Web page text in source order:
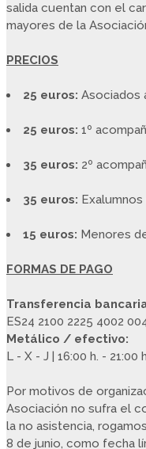
salida cuentan con el
mayores de la
PRECIOS
25 euros: Asociados
25 euros: 1º
35 euros: 2º
35 euros:
15 euros: Menores
FORMAS DE PAGO
Transferencia
ES24 2100 2225 4002
Metálico / efectivo:
L - X - J | 16:00 h. - 21:00
Por motivos de
Asociación no sufra el
la no asistencia,
8 de junio, como fecha